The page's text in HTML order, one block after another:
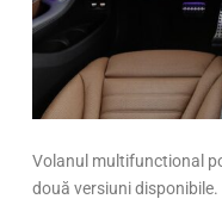
Volanul multifunctional
două versiuni